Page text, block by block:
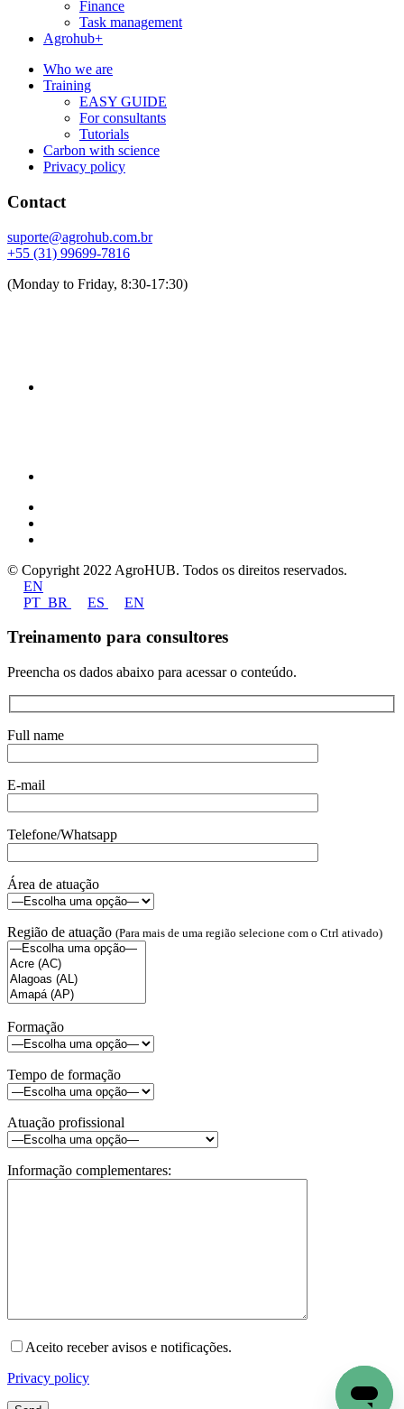
Finance
Task management
Agrohub+
Who we are
Training
EASY GUIDE
For consultants
Tutorials
Carbon with science
Privacy policy
Contact
suporte@agrohub.com.br
+55 (31) 99699-7816
(Monday to Friday, 8:30-17:30)
© Copyright 2022 AgroHUB. Todos os direitos reservados.
EN
PT_BR
ES EN
Treinamento para consultores
Preencha os dados abaixo para acessar o conteúdo.
Full name
E-mail
Telefone/Whatsapp
Área de atuação
Região de atuação (Para mais de uma região selecione com o Ctrl ativado)
Formação
Tempo de formação
Atuação profissional
Informação complementares:
Aceito receber avisos e notificações.
Privacy policy